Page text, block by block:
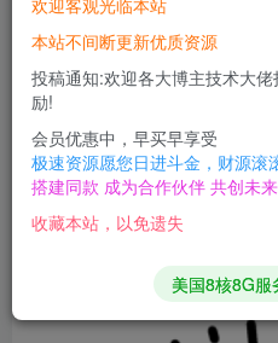
二级域名(备案域名)分发小
删除解析。
前端演示：小程序：快租域名
其他演示请关注公众号：【
本站不间断更新优质资源
投稿通知:欢迎各大博主技术大
励!
会员优惠中，早买早享受
极速资源愿您日进斗金，财源滚
搭建同款 成为合作伙伴 共创未来
收藏本站，以免遗失
美国8核8G服